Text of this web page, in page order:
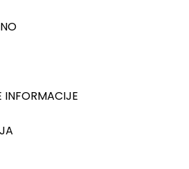
INFORMACIJE